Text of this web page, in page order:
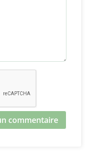
commentaire